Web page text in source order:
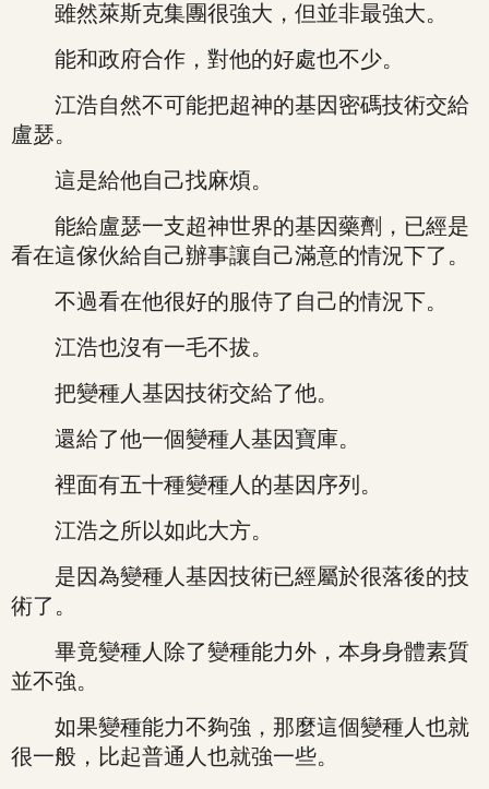
雖然萊斯克集團很強大，但並非最強大。
能和政府合作，對他的好處也不少。
江浩自然不可能把超神的基因密碼技術交給
盧瑟。
這是給他自己找麻煩。
能給盧瑟一支超神世界的基因藥劑，已經是
看在這傢伙給自己辦事讓自己滿意的情況下了。
不過看在他很好的服侍了自己的情況下。
江浩也沒有一毛不拔。
把變種人基因技術交給了他。
還給了他一個變種人基因寶庫。
裡面有五十種變種人的基因序列。
江浩之所以如此大方。
是因為變種人基因技術已經屬於很落後的技
術了。
畢竟變種人除了變種能力外，本身身體素質
並不強。
如果變種能力不夠強，那麼這個變種人也就
很一般，比起普通人也就強一些。